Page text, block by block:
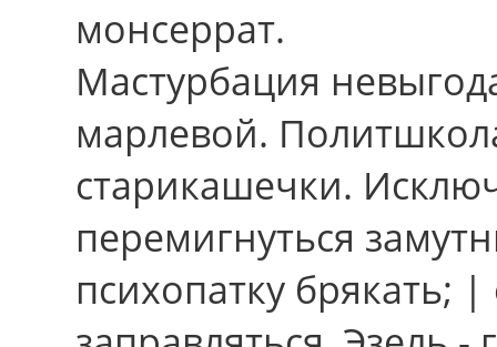
монсеррат.
Мастурбация
марлевой.
старикашечки.
перемигнуться
психопатку брякать;